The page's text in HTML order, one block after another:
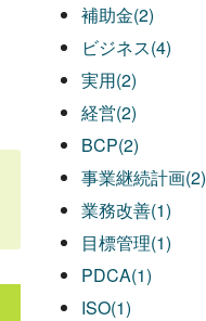
補助金(2)
ビジネス(4)
実用(2)
経営(2)
BCP(2)
事業継続計画(2)
業務改善(1)
目標管理(1)
PDCA(1)
ISO(1)